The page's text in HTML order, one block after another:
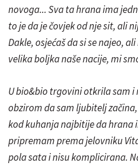
novoga... Sva ta hrana ima
to je da je čovjek od nje sit, ali
Dakle, osjećaš da si se najeo,
velika boljka naše nacije, mi
U bio&bio trgovini otkrila sam i
obzirom da sam ljubitelj
kod kuhanja najbitije da hrana
pripremam prema jelovniku
pola sata i nisu komplicirana.